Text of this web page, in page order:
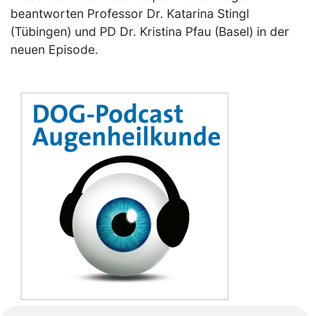
beantworten Professor Dr. Katarina Stingl
(Tübingen) und PD Dr. Kristina Pfau (Basel) in der
neuen Episode.